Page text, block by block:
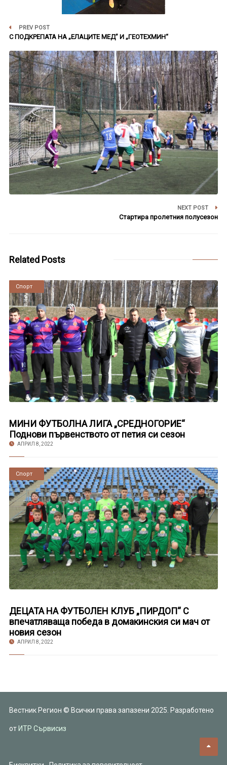
PREV POST
С ПОДКРЕПАТА НА „ЕЛАЦИТЕ МЕД” И „ГЕОТЕХМИН“
NEXT POST
Стартира пролетния полусезон
Related Posts
Новини
Спорт
МИНИ ФУТБОЛНА ЛИГА „СРЕДНОГОРИЕ“
Поднови първенството от петия си сезон
АПРИЛ 8, 2022
Новини
Спорт
ДЕЦАТА НА ФУТБОЛЕН КЛУБ „ПИРДОП“ С
впечатляваща победа в домакинския си мач от
новия сезон
АПРИЛ 8, 2022
Вестник Регион © Всички права запазени 2025. Разработено
от ИТР Сървисиз